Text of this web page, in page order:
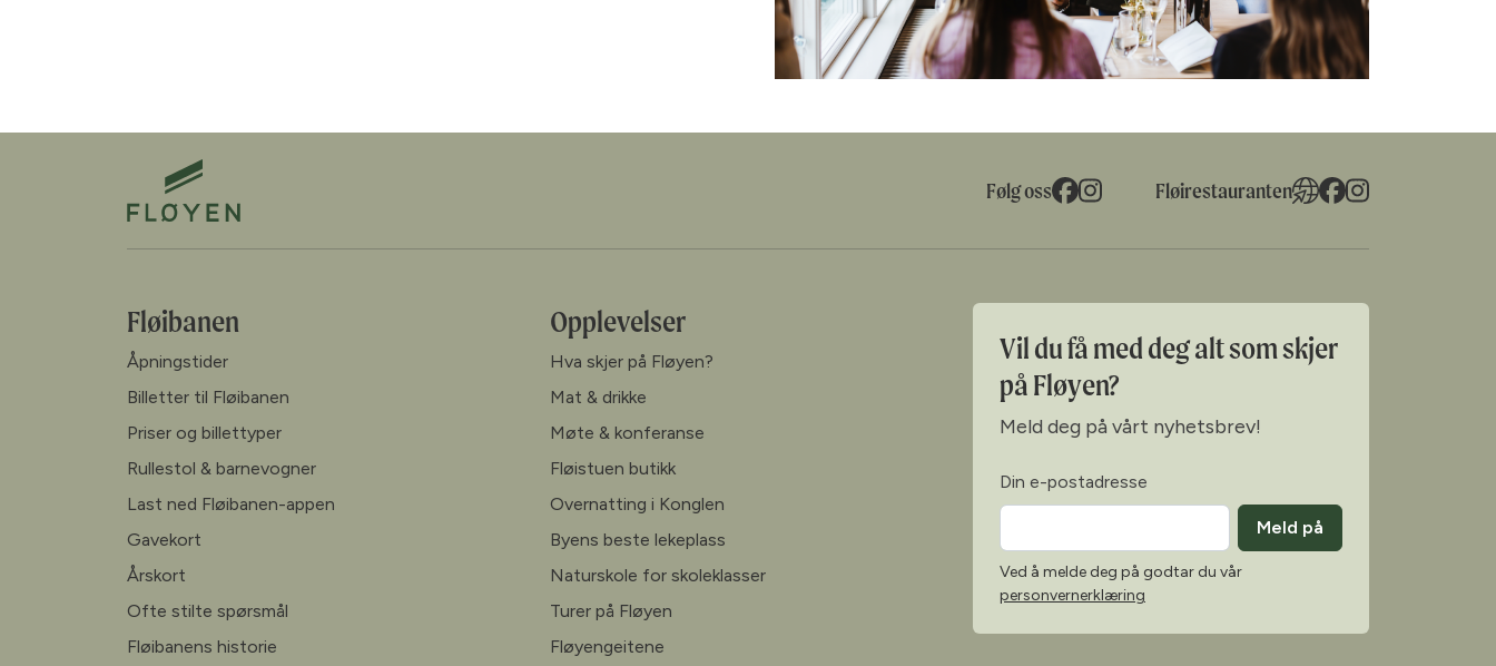
Følg oss Fløirestauranten
Vil du få med deg alt som skjer
på Fløyen?
Meld deg på vårt nyhetsbrev!
Din e-postadresse
Meld på
Ved å melde deg på godtar du vår
personvernerklæring
Fløibanen
Åpningstider
Billetter til Fløibanen
Priser og billettyper
Rullestol & barnevogner
Last ned Fløibanen-appen
Gavekort
Årskort
Ofte stilte spørsmål
Fløibanens historie
Opplevelser
Hva skjer på Fløyen?
Mat & drikke
Møte & konferanse
Fløistuen butikk
Overnatting i Konglen
Byens beste lekeplass
Naturskole for skoleklasser
Turer på Fløyen
Fløyengeitene